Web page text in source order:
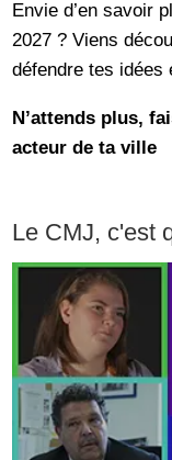
Envie d’en savoir
2027 ? Viens
défendre tes idées
N’attends plus,
acteur de ta ville
Le CMJ, c'est